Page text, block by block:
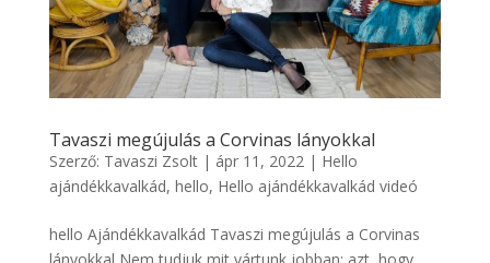
Tavaszi megújulás a Corvinas lányokkal
Szerző: Tavaszi Zsolt| ápr 11, 2022| Hello
ajándékkavalkád, hello, Hello ajándékkavalkád videó
hello Ajándékkavalkád Tavaszi megújulás a Corvinas